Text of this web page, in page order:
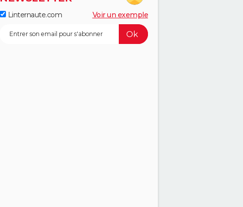
Linternaute.com Voir un exemple